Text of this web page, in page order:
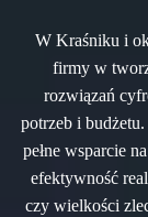
W Kraśniku i
firmy w
rozwiązań
potrzeb i
pełne wsparcie
efektywność
czy wielkości